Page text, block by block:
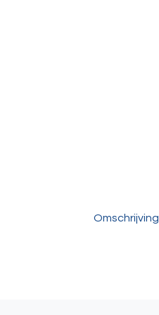
Omschrijving